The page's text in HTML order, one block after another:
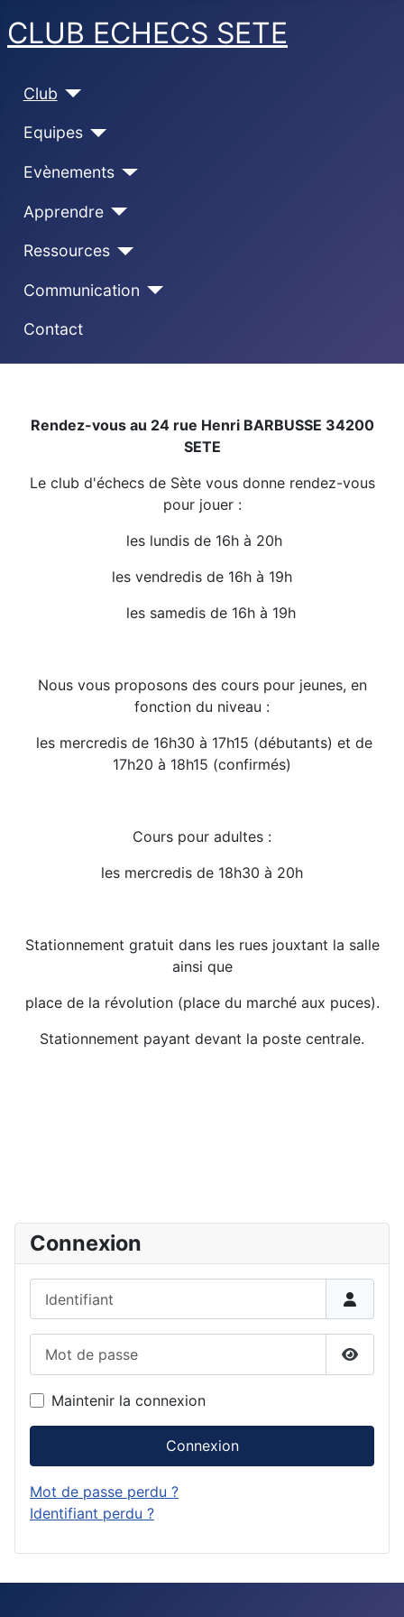
CLUB ECHECS SETE
Club
Equipes
Evènements
Apprendre
Ressources
Communication
Contact
Rendez-vous au 24 rue Henri BARBUSSE 34200
SETE
Le club d'échecs de Sète vous donne rendez-vous
pour jouer :
les lundis de 16h à 20h
les vendredis de 16h à 19h
les samedis de 16h à 19h
Nous vous proposons des cours pour jeunes, en
fonction du niveau :
les mercredis de 16h30 à 17h15 (débutants) et de
17h20 à 18h15 (confirmés)
Cours pour adultes :
les mercredis de 18h30 à 20h
Stationnement gratuit dans les rues jouxtant la salle
ainsi que
place de la révolution (place du marché aux puces).
Stationnement payant devant la poste centrale.
Connexion
Maintenir la connexion
Connexion
Mot de passe perdu ?
Identifiant perdu ?